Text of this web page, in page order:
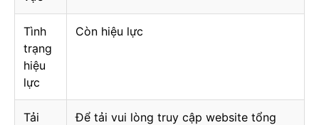
Tình
trạng
hiệu
lực
Còn hiệu lực
Tải
Để tải vui lòng truy cập website tổng